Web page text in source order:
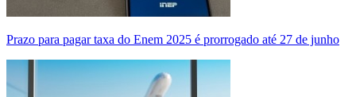
Prazo para pagar taxa do Enem 2025 é prorrogado até 27 de junho